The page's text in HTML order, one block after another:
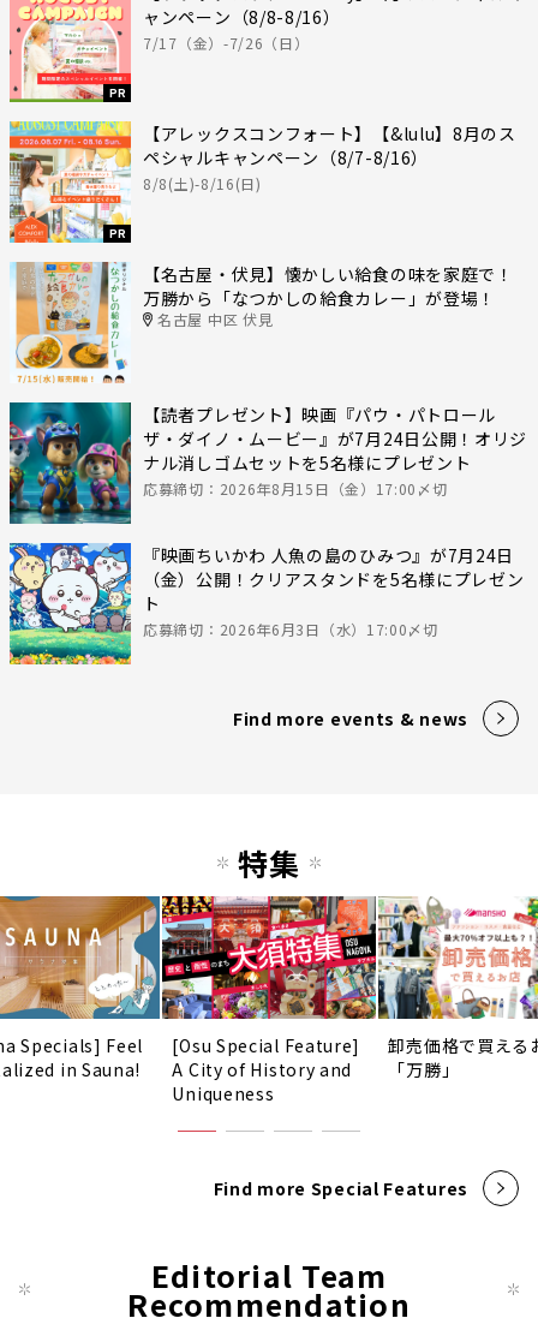
PR
ャンペーン（8/8-8/16）
7/17（金）-7/26（日）
PR
【アレックスコンフォート】【&lulu】8月のス
ペシャルキャンペーン（8/7-8/16）
8/8(土)-8/16(日)
【名古屋・伏見】懐かしい給食の味を家庭で！
万勝から「なつかしの給食カレー」が登場！
名古屋 中区 伏見
【読者プレゼント】映画『パウ・パトロール
ザ・ダイノ・ムービー』が7月24日公開！オリジ
ナル消しゴムセットを5名様にプレゼント
応募締切：2026年8月15日（金）17:00〆切
『映画ちいかわ 人魚の島のひみつ』が7月24日
（金）公開！クリアスタンドを5名様にプレゼン
ト
応募締切：2026年6月3日（水）17:00〆切
Find more events & news
特集
Specials] Feel
in Sauna!
[Osu Special Feature]
A City of History and
Uniqueness
卸売価格で買える
「万勝」
Find more Special Features
Editorial Team
Recommendation